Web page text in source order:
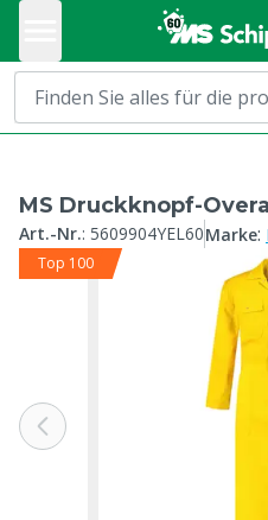
MS Druckknopf-
Art.-Nr.: 5609904YEL60Marke:
Top 100